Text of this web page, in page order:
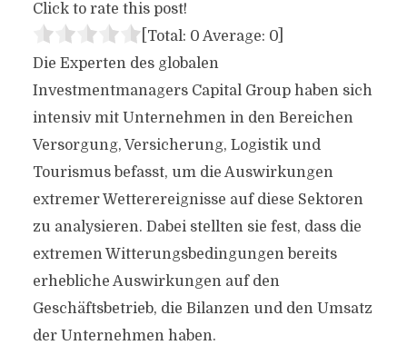
Click to rate this post!
[Total: 0 Average: 0]
Die Experten des globalen
Investmentmanagers Capital Group haben sich
intensiv mit Unternehmen in den Bereichen
Versorgung, Versicherung, Logistik und
Tourismus befasst, um die Auswirkungen
extremer Wetterereignisse auf diese Sektoren
zu analysieren. Dabei stellten sie fest, dass die
extremen Witterungsbedingungen bereits
erhebliche Auswirkungen auf den
Geschäftsbetrieb, die Bilanzen und den Umsatz
der Unternehmen haben.